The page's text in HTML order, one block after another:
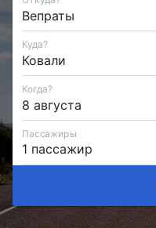
Куда?
Когда?
Пассажиры